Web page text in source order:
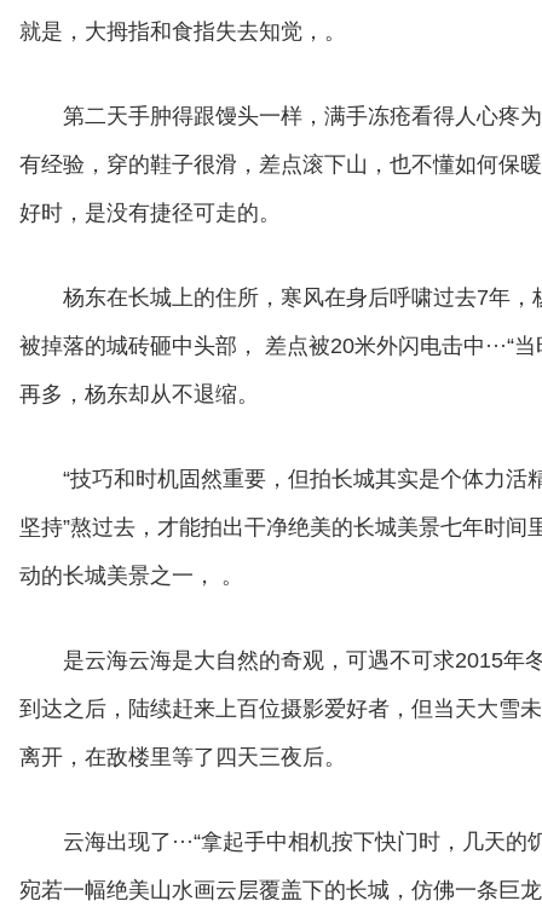
就是，大拇指和食指失去知觉，。
第二天手肿得跟馒头一样，满手冻疮看得人心疼
有经验，穿的鞋子很滑，差点滚下山，也不懂如何保
好时，是没有捷径可走的。
杨东在长城上的住所，寒风在身后呼啸过去7年
被掉落的城砖砸中头部， 差点被20米外闪电击中···“
再多，杨东却从不退缩。
“技巧和时机固然重要，但拍长城其实是个体力
坚持”熬过去，才能拍出干净绝美的长城美景七年时
动的长城美景之一， 。
是云海云海是大自然的奇观，可遇不可求2015年
到达之后，陆续赶来上百位摄影爱好者，但当天大雪
离开，在敌楼里等了四天三夜后。
云海出现了···“拿起手中相机按下快门时，几天
宛若一幅绝美山水画云层覆盖下的长城，仿佛一条巨